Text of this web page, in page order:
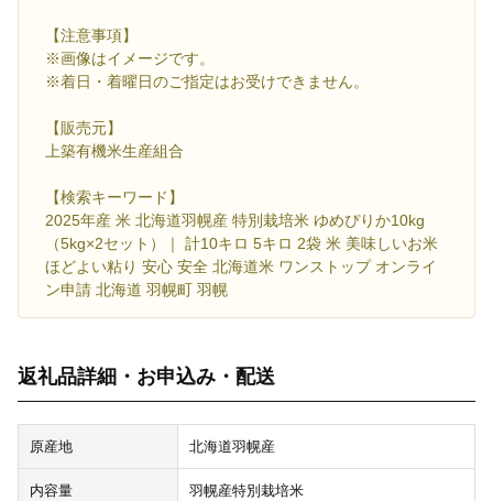
【注意事項】
※画像はイメージです。
※着日・着曜日のご指定はお受けできません。
【販売元】
上築有機米生産組合
【検索キーワード】
2025年産 米 北海道羽幌産 特別栽培米 ゆめぴりか10kg
（5kg×2セット）｜ 計10キロ 5キロ 2袋 米 美味しいお米
ほどよい粘り 安心 安全 北海道米 ワンストップ オンライ
ン申請 北海道 羽幌町 羽幌
返礼品詳細・お申込み・配送
原産地 北海道羽幌産
内容量
羽幌産特別栽培米